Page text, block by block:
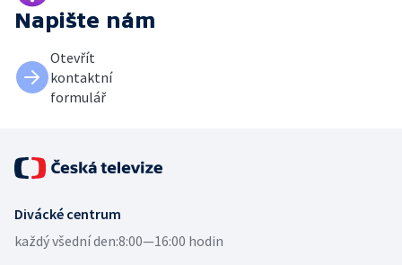
Napište nám
Otevřít
kontaktní
formulář
Divácké centrum
každý všední den:8:00—16:00 hodin